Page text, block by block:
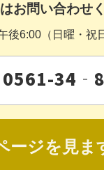
お問い合わせ
後6:00（日曜・祝
0561-
ージを見ま